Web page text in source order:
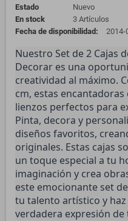
Estado
Nuevo
En stock
3 Artículos
Fecha de disponibilidad:
2014-
Nuestro Set de 2 Cajas
Decorar es una
creatividad al máximo.
cm, estas
lienzos perfectos para
Pinta, decora y
diseños favoritos,
originales. Estas cajas
un toque especial a tu
imaginación y crea
este emocionante set
tu talento artístico y haz
verdadera expresión de